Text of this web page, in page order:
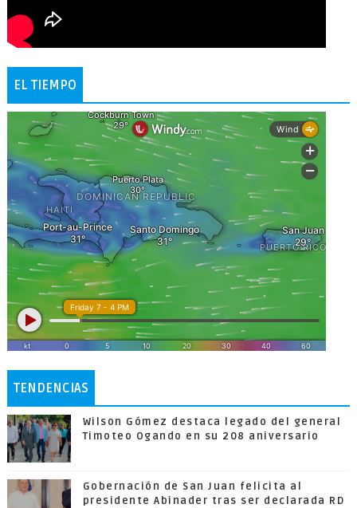
EL TIEMPO
TENDENCIAS
Wilson Gómez destaca legado del general
Timoteo Ogando en su 208 aniversario
Gobernación de San Juan felicita al
presidente Abinader tras ser declarada RD